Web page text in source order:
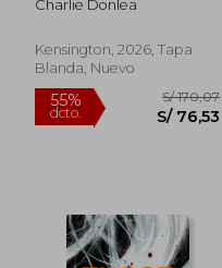
Gripping
(en Inglés)
Charlie Donlea
Kensington, 2026, Tapa
Blanda, Nuevo